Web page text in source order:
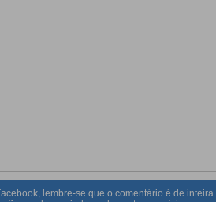
lembre-se que o comentário é de inteira